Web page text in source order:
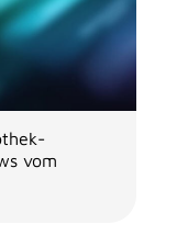
vom